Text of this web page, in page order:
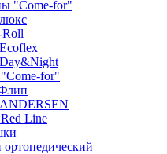
"Come-for"
for"
Line
ортопедический